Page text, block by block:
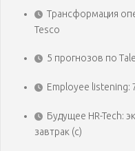
Трансформация
Tesco
5 прогнозов по
Employee listening:
Будущее HR-Tech:
завтрак (с)